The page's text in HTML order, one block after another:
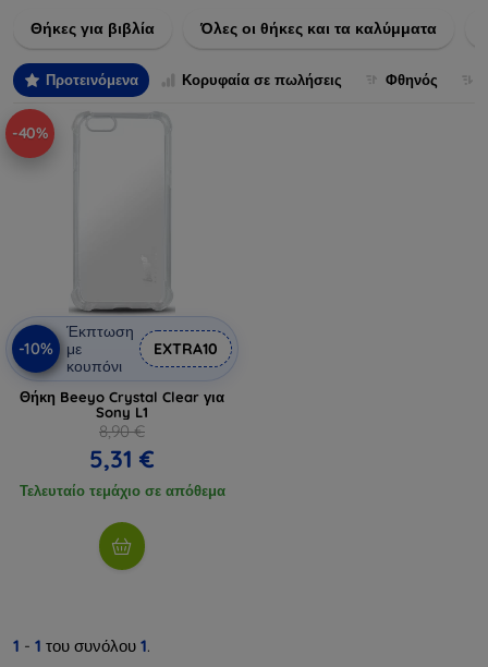
και τη διάρκεια ζωής των συσκευών σας με τις κορυφαίες
Θήκες για βιβλία Όλες οι θήκες και τα καλύμματα
Προτεινόμενα Κορυφαία σε πωλήσεις Φθηνός
-40%
-10%
Έκπτωση
με
κουπόνι
EXTRA10
Θήκη Beeyo Crystal Clear για
Sony L1
8,90 €
5,31 €
Τελευταίο τεμάχιο σε απόθεμα
1 - 1 του συνόλου 1.